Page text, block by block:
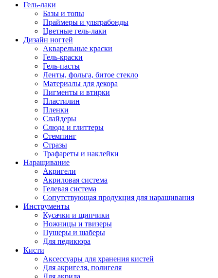
Гель-лаки
Базы и топы
Праймеры и ультрабонды
Цветные гель-лаки
Дизайн ногтей
Акварельные краски
Гель-краски
Гель-пасты
Ленты, фольга, битое стекло
Материалы для декора
Пигменты и втирки
Пластилин
Пленки
Слайдеры
Слюда и глиттеры
Стемпинг
Стразы
Трафареты и наклейки
Наращивание
Акригели
Акриловая система
Гелевая система
Сопутствующая продукция для наращивания
Инструменты
Кусачки и щипчики
Ножницы и твизеры
Пушеры и шаберы
Для педикюра
Кисти
Аксессуары для хранения кистей
Для акригеля, полигеля
Для акрила